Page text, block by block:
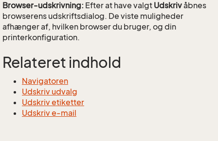
Browser-udskrivning: Efter at have valgt Udskrivåbnes
browserens udskriftsdialog. De viste muligheder
afhænger af, hvilken browser du bruger, og din
printerkonfiguration.
Relateret indhold
Navigatoren
Udskriv udvalg
Udskriv etiketter
Udskriv e-mail